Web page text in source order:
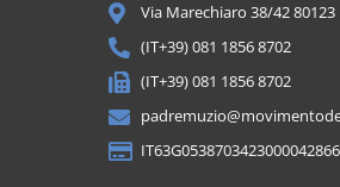
Via Marechiaro 38/42
(IT+39) 081 1856 8702
(IT+39) 081 1856 8702